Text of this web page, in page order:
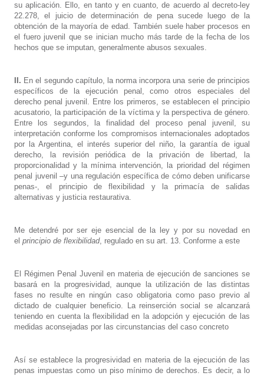
su aplicación. Ello, en tanto y en cuanto, de acuerdo al decreto-ley
22.278, el juicio de determinación de pena sucede luego de la
obtención de la mayoría de edad. También suele haber procesos en
el fuero juvenil que se inician mucho más tarde de la fecha de los
hechos que se imputan, generalmente abusos sexuales.
II. En el segundo capítulo, la norma incorpora una serie de principios
específicos de la ejecución penal, como otros especiales del
derecho penal juvenil. Entre los primeros, se establecen el principio
acusatorio, la participación de la víctima y la perspectiva de género.
Entre los segundos, la finalidad del proceso penal juvenil, su
interpretación conforme los compromisos internacionales adoptados
por la Argentina, el interés superior del niño, la garantía de igual
derecho, la revisión periódica de la privación de libertad, la
proporcionalidad y la mínima intervención, la prioridad del régimen
penal juvenil –y una regulación específica de cómo deben unificarse
penas-, el principio de flexibilidad y la primacía de salidas
alternativas y justicia restaurativa.
Me detendré por ser eje esencial de la ley y por su novedad en
el principio de flexibilidad, regulado en su art. 13. Conforme a este
El Régimen Penal Juvenil en materia de ejecución de sanciones se
basará en la progresividad, aunque la utilización de las distintas
fases no resulte en ningún caso obligatoria como paso previo al
dictado de cualquier beneficio. La reinserción social se alcanzará
teniendo en cuenta la flexibilidad en la adopción y ejecución de las
medidas aconsejadas por las circunstancias del caso concreto
Así se establece la progresividad en materia de la ejecución de las
penas impuestas como un piso mínimo de derechos. Es decir, a lo